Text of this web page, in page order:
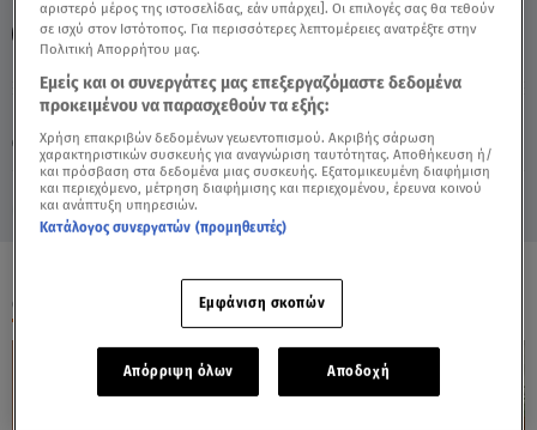
Παρασκευή 7 Αυγούστου 2026
26.06.20, 11:36 ΖΩΔΙΑ
ΑΣΤΡΟΛΟΓΙΚΕΣ ΠΡΟΒΛΕΨΕΙΣ
ΟΛΑ ΤΑ ΒΙΝΤΕΟ
αριστερό μέρος της ιστοσελίδας, εάν υπάρχει]. Οι επιλογές σας θα τεθούν
σε ισχύ στον Ιστότοπος. Για περισσότερες λεπτομέρειες ανατρέξτε στην
Πολιτική Απορρήτου μας.
Εμείς και οι συνεργάτες μας επεξεργαζόμαστε δεδομένα
προκειμένου να παρασχεθούν τα εξής:
Χρήση επακριβών δεδομένων γεωεντοπισμού. Ακριβής σάρωση
χαρακτηριστικών συσκευής για αναγνώριση ταυτότητας. Αποθήκευση ή/
και πρόσβαση στα δεδομένα μιας συσκευής. Εξατομικευμένη διαφήμιση
και περιεχόμενο, μέτρηση διαφήμισης και περιεχομένου, έρευνα κοινού
και ανάπτυξη υπηρεσιών.
Κατάλογος συνεργατών (προμηθευτές)
Εμφάνιση σκοπών
Απόρριψη όλων Αποδοχή